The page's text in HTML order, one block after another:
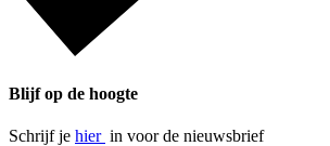
Blijf op de hoogte
Schrijf je hier in voor de nieuwsbrief